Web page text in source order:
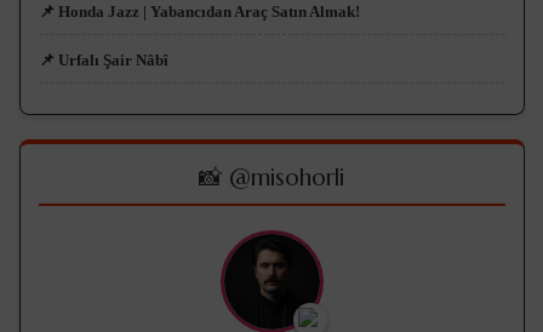
📌 Honda Jazz | Yabancıdan Araç Satın Almak!
📌 Urfalı Şair Nâbî
📸 @misohorli